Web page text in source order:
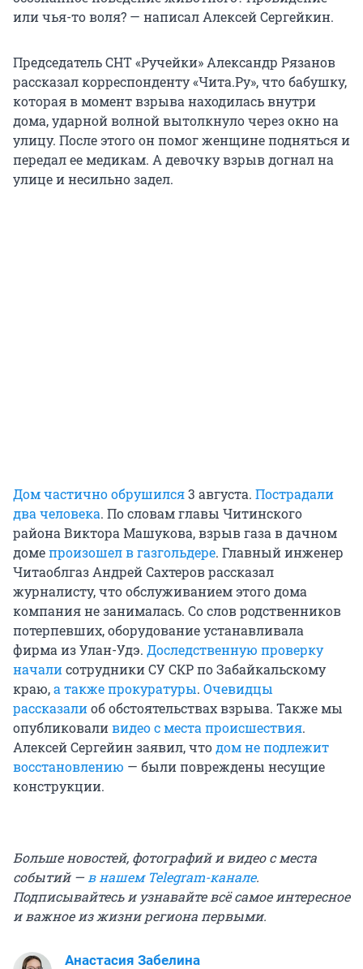
или чья-то воля? — написал Алексей Сергейкин.
Председатель СНТ «Ручейки» Александр Рязанов
рассказал корреспонденту «Чита.Ру», что бабушку,
которая в момент взрыва находилась внутри
дома, ударной волной вытолкнуло через окно на
улицу. После этого он помог женщине подняться и
передал ее медикам. А девочку взрыв догнал на
улице и несильно задел.
Дом частично обрушился3 августа. Пострадали
два человека. По словам главы Читинского
района Виктора Машукова, взрыв газа в дачном
домепроизошел в газгольдере. Главный инженер
Читаоблгаз Андрей Сахтеров рассказал
журналисту, что обслуживанием этого дома
компания не занималась. Со слов родственников
потерпевших, оборудование устанавливала
фирма из Улан-Удэ. Доследственную проверку
началисотрудники СУ СКР по Забайкальскому
краю,а также прокуратуры. Очевидцы
рассказалиоб обстоятельствах взрыва. Также мы
опубликоваливидео с места происшествия.
Алексей Сергейин заявил, чтодом не подлежит
восстановлению — были повреждены несущие
конструкции.
Больше новостей, фотографий и видео с места
событий —в нашем Telegram-канале.
Подписывайтесь и узнавайте всё самое интересное
и важное из жизни региона первыми.
Анастасия Забелина